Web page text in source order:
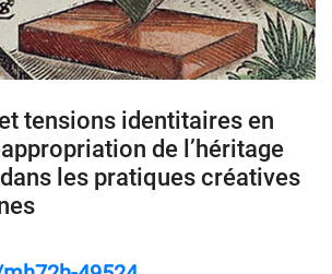
tensions identitaires en
de l’héritage
les pratiques créatives